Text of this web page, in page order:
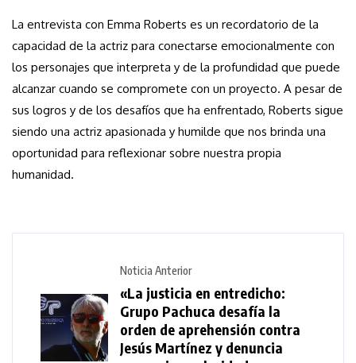
La entrevista con Emma Roberts es un recordatorio de la
capacidad de la actriz para conectarse emocionalmente con
los personajes que interpreta y de la profundidad que puede
alcanzar cuando se compromete con un proyecto. A pesar de
sus logros y de los desafíos que ha enfrentado, Roberts sigue
siendo una actriz apasionada y humilde que nos brinda una
oportunidad para reflexionar sobre nuestra propia
humanidad.
Noticia Anterior
«La justicia en entredicho:
Grupo Pachuca desafía la
orden de aprehensión contra
Jesús Martínez y denuncia